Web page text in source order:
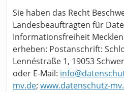
Sie haben das Recht
Landesbeauftragten für
Informationsfreiheit
erheben: Postanschrift:
Lennéstraße 1, 19053
oder E-Mail:
mv.de; www.datenschutz-